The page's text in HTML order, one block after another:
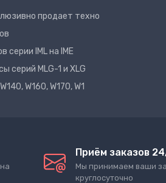
продает техно
серии IML на IME
серий MLG-1 и XLG
W160, W170, W1
Приём заказов
Мы принимаем ваши
круглосуточно